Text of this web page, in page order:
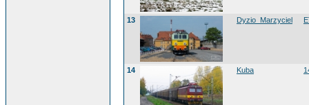
13 Dyzio_Marzyciel
14 Kuba